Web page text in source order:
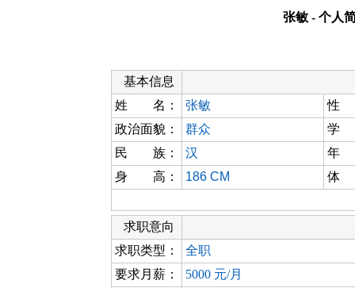
张敏 - 个人
基本信息
姓 名：
张敏
性
政治面貌：
群众
学
民 族：
汉
年
身 高：
186 CM 体
求职意向
求职类型：
全职
要求月薪：
5000 元/月